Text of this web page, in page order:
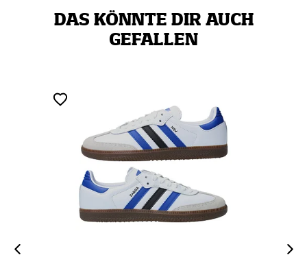
DAS KÖNNTE DIR AUCH
GEFALLEN